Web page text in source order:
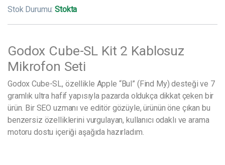
puanına
dayanarak
5
aldı
Stok Durumu:Stokta
Godox Cube-SL Kit 2 Kablosuz
Mikrofon Seti
Godox Cube-SL, özellikle Apple “Bul” (Find My) desteği ve 7
gramlık ultra hafif yapısıyla pazarda oldukça dikkat çeken bir
ürün. Bir SEO uzmanı ve editör gözüyle, ürünün öne çıkan bu
benzersiz özelliklerini vurgulayan, kullanıcı odaklı ve arama
motoru dostu içeriği aşağıda hazırladım.